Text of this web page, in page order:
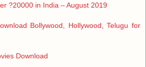
?20000 in India – August 2019
Bollywood, Hollywood, Telugu for
Download